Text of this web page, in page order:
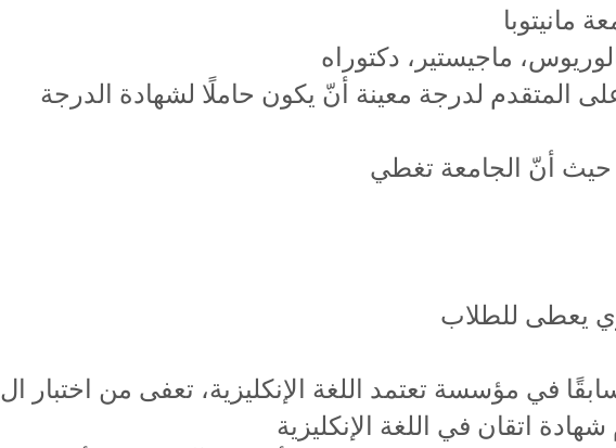
مانيتوبا
ماجيستير، دكتوراه
المتقدم لدرجة معينة أنّ يكون حاملًا لشهادة الدرجة
حيث أنّ الجامعة تغطي
يعطى للطلاب
في مؤسسة تعتمد اللغة الإنكليزية، تعفى من اختبار ال